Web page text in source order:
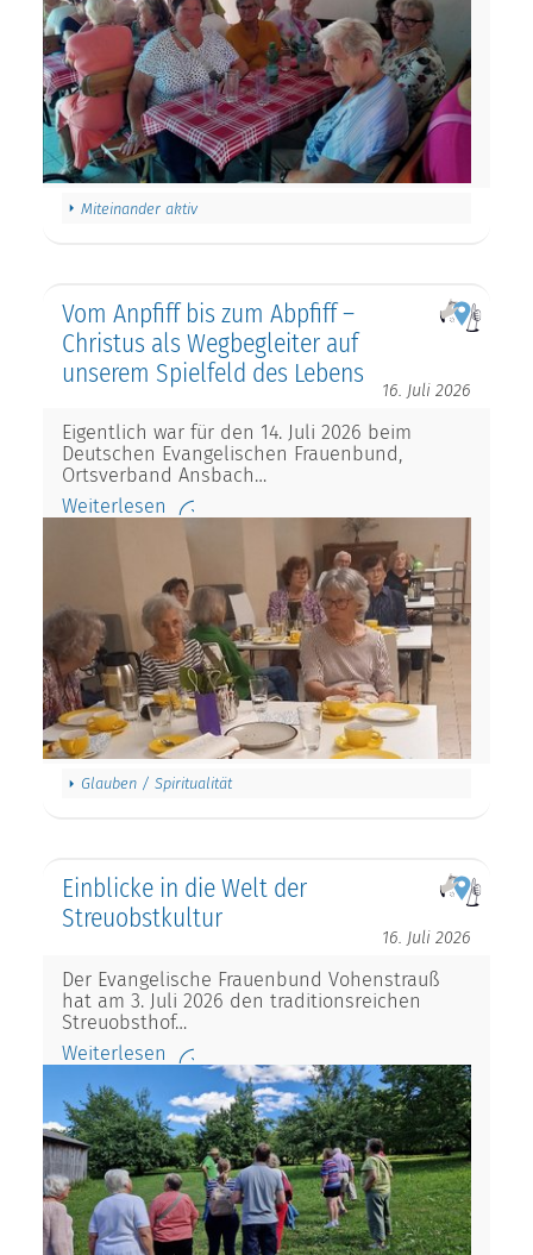
Miteinander aktiv
Vom Anpfiff bis zum Abpfiff –
Christus als Wegbegleiter auf
unserem Spielfeld des Lebens
16. Juli 2026
Eigentlich war für den 14. Juli 2026 beim
Deutschen Evangelischen Frauenbund,
Ortsverband Ansbach…
Weiterlesen
Glauben / Spiritualität
Einblicke in die Welt der
Streuobstkultur
16. Juli 2026
Der Evangelische Frauenbund Vohenstrauß
hat am 3. Juli 2026 den traditionsreichen
Streuobsthof…
Weiterlesen